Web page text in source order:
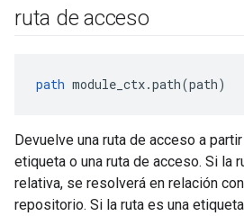
ruta de acceso
path module_ctx.path(path)
Devuelve una ruta de acceso a
etiqueta o una ruta de acceso. Si la
relativa, se resolverá en relación
repositorio. Si la ruta es una